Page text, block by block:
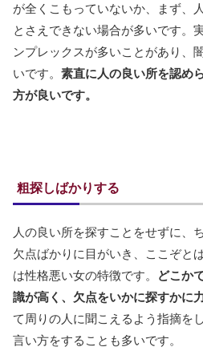
が全くこもっていないか、まず、
とさえできない場合が多いです。
ンプレックスが多いことがあり、
いです。 素直に人の良い所を認め
方が良いです。
粗探しばかりする
人の良い所を探すことをせずに、
欠点ばかりに目がいき、ここぞと
は性格悪い女の特徴です。
どこか
識が高く、欠点をいかに探すかに
て周りの人に聞こえるよう指摘を
言い方をすることも多いです。